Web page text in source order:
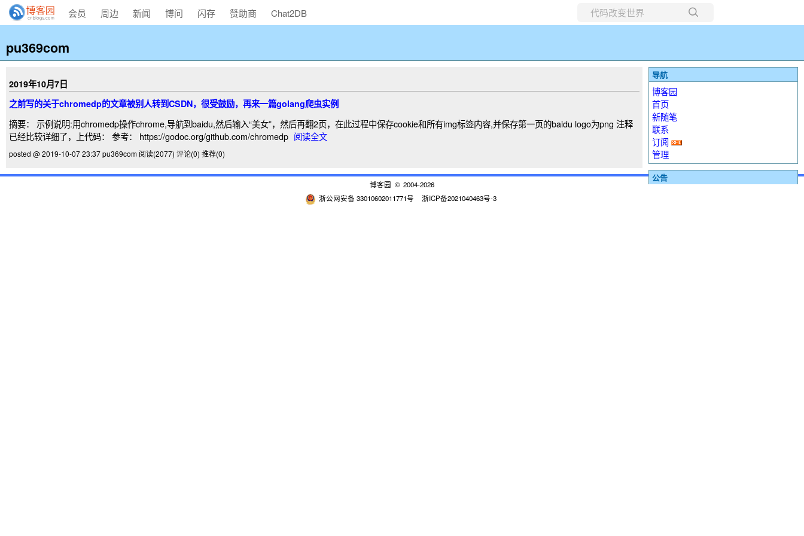
会员 周边 新闻 博问 闪存 赞助商 Chat2DB
pu369com
2019年10月7日
之前写的关于chromedp的文章被别人转到CSDN，很受鼓励，再来一篇golang爬虫实例
摘要： 示例说明:用chromedp操作chrome,导航到baidu,然后输入“美女”，然后再翻2页，在此过程中保存cookie和所有img标签内容,并保存第一页的baidu logo为png 注释
已经比较详细了，上代码： 参考： https://godoc.org/github.com/chromedp 阅读全文
posted @ 2019-10-07 23:37 pu369com 阅读(2077) 评论(0) 推荐(0)
导航
博客园
首页
新随笔
联系
订阅
管理
公告
博客园 © 2004-2026
浙公网安备 33010602011771号
浙ICP备2021040463号-3